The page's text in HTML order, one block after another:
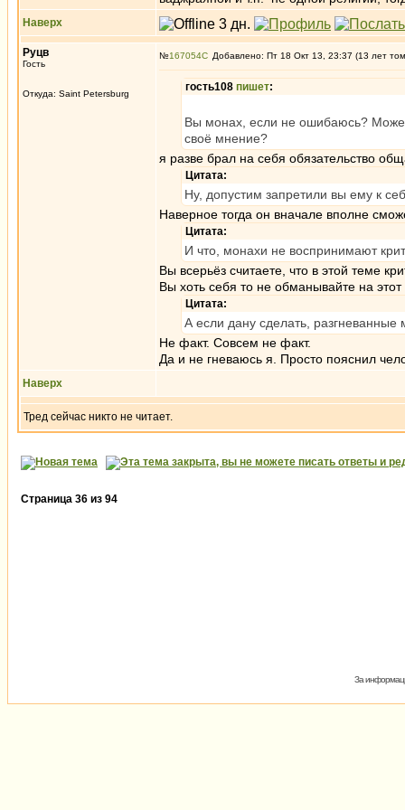
Наверх
Руцв
Гость
Откуда: Saint Petersburg
№167054 Добавлено: Пт 18 Окт 13, 23:37 (13 лет
гость108 пишет:
Вы монах, если не ошибаюсь?
своё мнение?
я разве брал на себя обязательство
Цитата:
Ну, допустим запретили вы ему к
Наверное тогда он вначале вполне
Цитата:
И что, монахи не воспринимают
Вы всерьёз считаете, что в этой теме
Вы хоть себя то не обманывайте на
Цитата:
А если дану сделать, разгневанные
Не факт. Совсем не факт.
Да и не гневаюсь я. Просто пояснил
Наверх
Тред сейчас никто не читает.
Страница 36 из 94
За